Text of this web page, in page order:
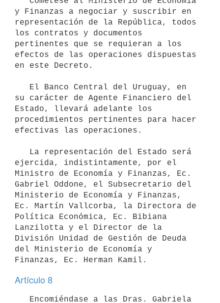
y Finanzas a negociar y suscribir en
representación de la República, todos
los contratos y documentos
pertinentes que se requieran a los
efectos de las operaciones dispuestas
en este Decreto.
su carácter de Agente Financiero del
Estado, llevará adelante los
procedimientos pertinentes para hacer
efectivas las operaciones.
ejercida, indistintamente, por el
Ministro de Economía y Finanzas, Ec.
Gabriel Oddone, el Subsecretario del
Ministerio de Economía y Finanzas,
Ec. Martín Vallcorba, la Directora de
Política Económica, Ec. Bibiana
Lanzilotta y el Director de la
División Unidad de Gestión de Deuda
del Ministerio de Economía y
Artículo 8